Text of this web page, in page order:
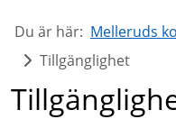
Du är här: Melleruds
Tillgänglighet